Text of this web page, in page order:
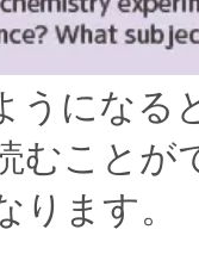
うになる
むことが
ります。